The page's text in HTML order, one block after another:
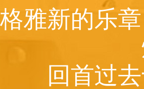
雅新的乐
回首过